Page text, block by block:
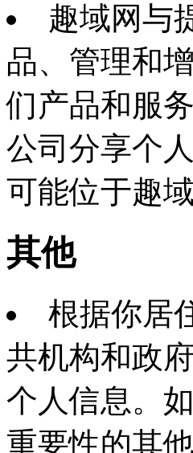
趣域网与
品、管理和
们产品和服
公司分享个
可能位于趣
其他
根据你居
共机构和政
个人信息。
重要性的其